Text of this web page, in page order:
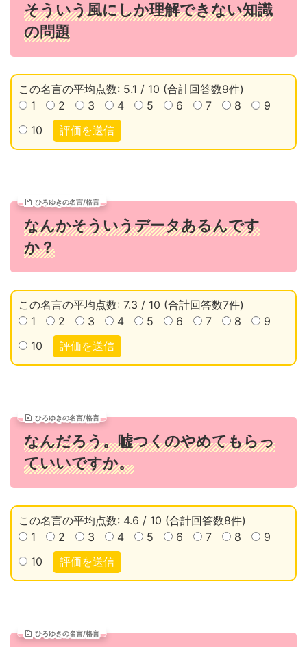
そういう風にしか理解できない知識
の問題
この名言の平均点数: 5.1 / 10 (合計回答数9件)
1
2 3 4 5 6 7 8
9
10
評価を送信
ひろゆきの名言/格言
なんかそういうデータあるんです
か？
この名言の平均点数: 7.3 / 10 (合計回答数7件)
1
2 3 4 5 6 7 8
9
10
評価を送信
ひろゆきの名言/格言
なんだろう。嘘つくのやめてもらっ
ていいですか。
この名言の平均点数: 4.6 / 10 (合計回答数8件)
1
2 3 4 5 6 7 8
9
10
評価を送信
ひろゆきの名言/格言